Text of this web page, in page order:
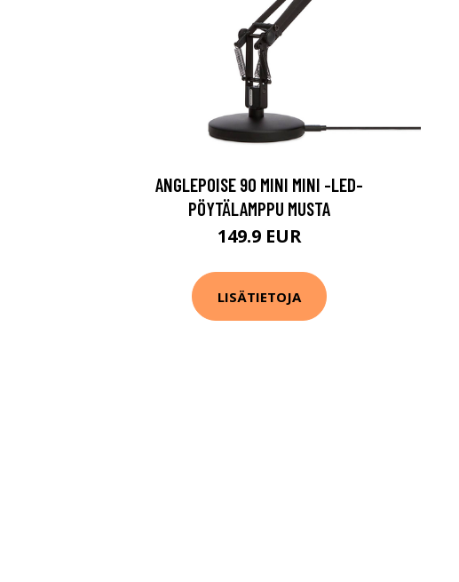
ANGLEPOISE 90 MINI MINI -LED-
PÖYTÄLAMPPU MUSTA
149.9 EUR
LISÄTIETOJA